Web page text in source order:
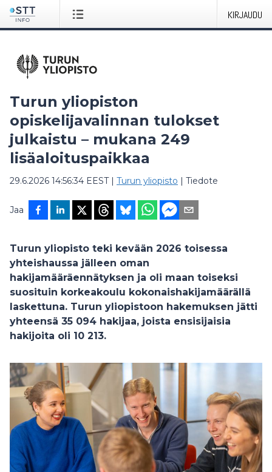
KIRJAUDU
Turun yliopiston
opiskelijavalinnan tulokset
julkaistu – mukana 249
lisäaloituspaikkaa
29.6.2026 14:56:34 EEST| Turun yliopisto | Tiedote
Jaa
Turun yliopisto teki kevään 2026 toisessa
yhteishaussa jälleen oman
hakijamääräennätyksen ja oli maan toiseksi
suosituin korkeakoulu kokonaishakijamäärällä
laskettuna. Turun yliopistoon hakemuksen jätti
yhteensä 35 094 hakijaa, joista ensisijaisia
hakijoita oli 10 213.